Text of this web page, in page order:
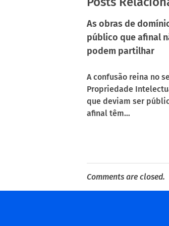
As obras de
público que afinal
podem partilhar
A confusão reina no
Propriedade
que deviam ser
afinal têm…
Comments are closed.